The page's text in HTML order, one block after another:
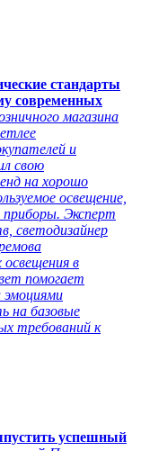
стандарты
современных
магазина
и
свою
на хорошо
освещение,
приборы. Эксперт
светодизайнер
в
помогает
на базовые
требований к
успешный